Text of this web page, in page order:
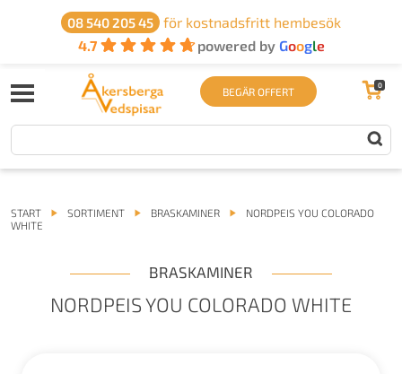
08 540 205 45
för kostnadsfritt hembesök
4.7
powered by Google
BEGÄR OFFERT 0
START SORTIMENT BRASKAMINER
NORDPEIS YOU COLORADO
WHITE
BRASKAMINER
NORDPEIS YOU COLORADO WHITE